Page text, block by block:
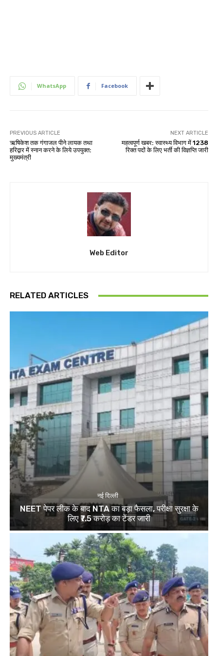
WhatsApp Facebook
PREVIOUS ARTICLE
ऋषिकेश तक गंगाजल पीने लायक तथा
हरिद्वार में स्नान करने के लिये उपयुक्त:
मुख्यमंत्री
NEXT ARTICLE
महत्वपूर्ण खबर: स्वास्थ्य विभाग में 1238
रिक्त पदों के लिए भर्ती की विज्ञप्ति जारी
Web Editor
RELATED ARTICLES
नई दिल्ली
NEET पेपर लीक के बाद NTA का बड़ा फैसला, परीक्षा सुरक्षा के
लिए ₹7.5 करोड़ का टेंडर जारी